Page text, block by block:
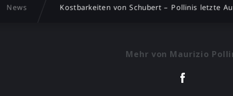
News Kostbarkeiten von Schubert – Pollinis letzte
Mehr von Maurizio